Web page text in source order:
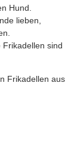
Hund.
lieben,
Frikadellen sind
Frikadellen aus